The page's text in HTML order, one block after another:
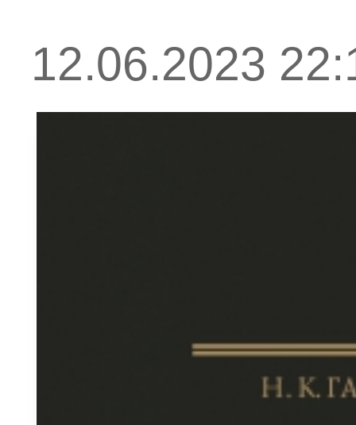
12.06.2023